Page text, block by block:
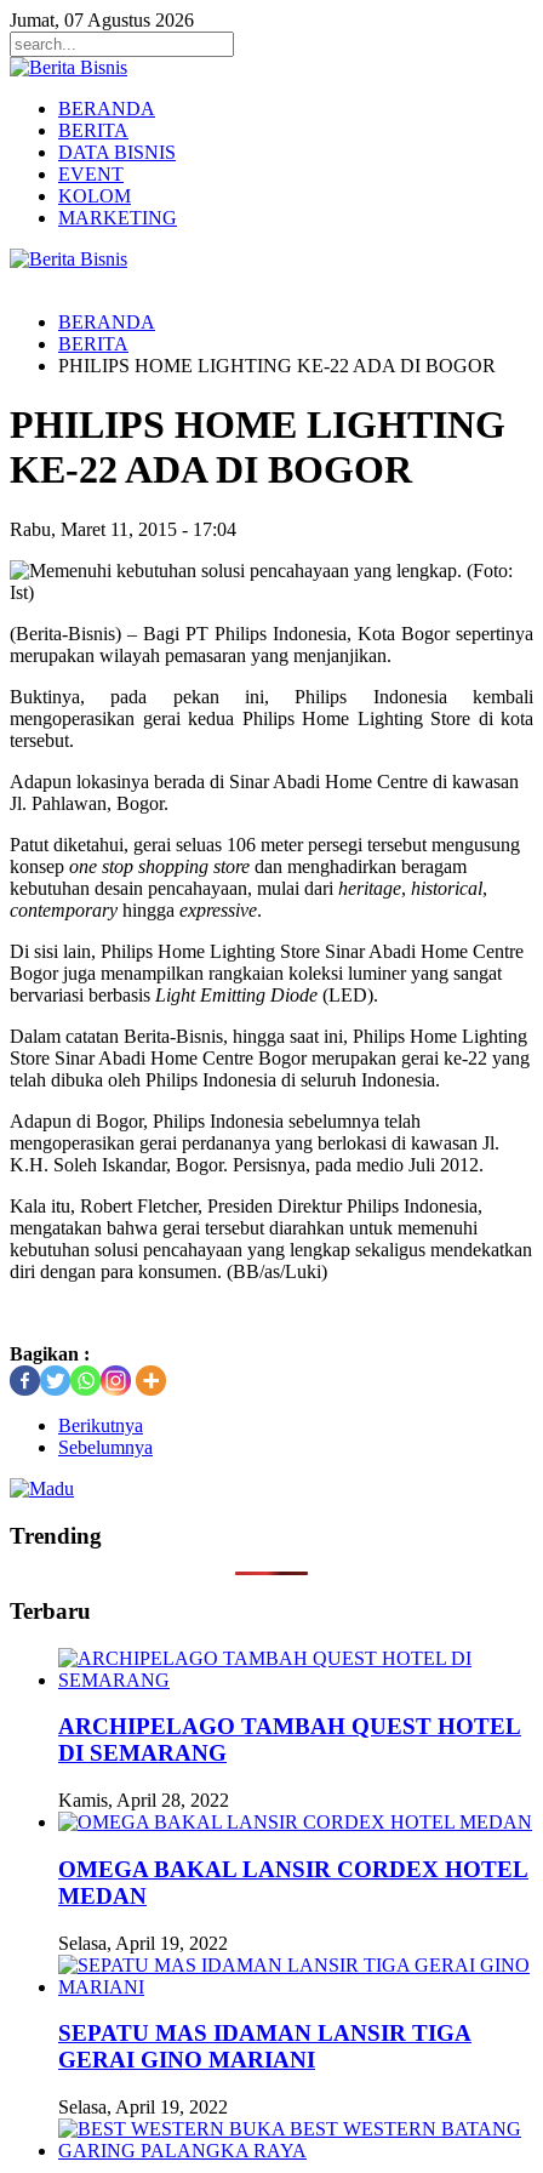
Jumat, 07 Agustus 2026
BERANDA
BERITA
DATA BISNIS
EVENT
KOLOM
MARKETING
BERANDA
BERITA
PHILIPS HOME LIGHTING KE-22 ADA DI BOGOR
PHILIPS HOME LIGHTING
KE-22 ADA DI BOGOR
Rabu, Maret 11, 2015 - 17:04
(Berita-Bisnis) – Bagi PT Philips Indonesia, Kota Bogor sepertinya
merupakan wilayah pemasaran yang menjanjikan.
Buktinya, pada pekan ini, Philips Indonesia kembali
mengoperasikan gerai kedua Philips Home Lighting Store di kota
tersebut.
Adapun lokasinya berada di Sinar Abadi Home Centre di kawasan
Jl. Pahlawan, Bogor.
Patut diketahui, gerai seluas 106 meter persegi tersebut mengusung
konsep one stop shopping store dan menghadirkan beragam
kebutuhan desain pencahayaan, mulai dari heritage, historical,
contemporary hingga expressive.
Di sisi lain, Philips Home Lighting Store Sinar Abadi Home Centre
Bogor juga menampilkan rangkaian koleksi luminer yang sangat
bervariasi berbasis Light Emitting Diode (LED).
Dalam catatan Berita-Bisnis, hingga saat ini, Philips Home Lighting
Store Sinar Abadi Home Centre Bogor merupakan gerai ke-22 yang
telah dibuka oleh Philips Indonesia di seluruh Indonesia.
Adapun di Bogor, Philips Indonesia sebelumnya telah
mengoperasikan gerai perdananya yang berlokasi di kawasan Jl.
K.H. Soleh Iskandar, Bogor. Persisnya, pada medio Juli 2012.
Kala itu, Robert Fletcher, Presiden Direktur Philips Indonesia,
mengatakan bahwa gerai tersebut diarahkan untuk memenuhi
kebutuhan solusi pencahayaan yang lengkap sekaligus mendekatkan
diri dengan para konsumen. (BB/as/Luki)
Bagikan :
Berikutnya
Sebelumnya
Trending
Terbaru
ARCHIPELAGO TAMBAH QUEST HOTEL
DI SEMARANG
Kamis, April 28, 2022
OMEGA BAKAL LANSIR CORDEX HOTEL
MEDAN
Selasa, April 19, 2022
SEPATU MAS IDAMAN LANSIR TIGA
GERAI GINO MARIANI
Selasa, April 19, 2022